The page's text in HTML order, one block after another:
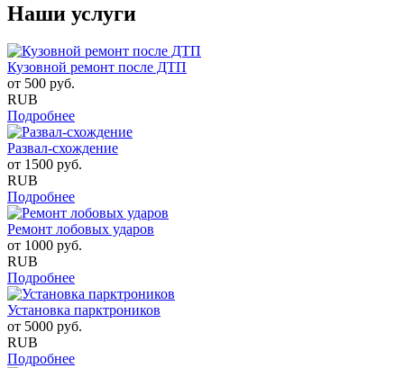
Наши услуги
Кузовной ремонт после ДТП
от 500 руб.
RUB
Подробнее
Развал-схождение
от 1500 руб.
RUB
Подробнее
Ремонт лобовых ударов
от 1000 руб.
RUB
Подробнее
Установка парктроников
от 5000 руб.
RUB
Подробнее